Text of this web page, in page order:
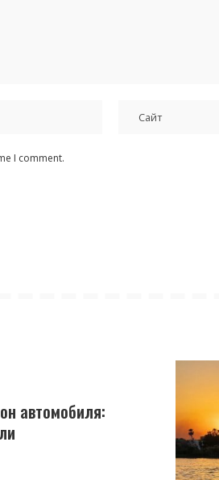
I comment.
автомобиля: